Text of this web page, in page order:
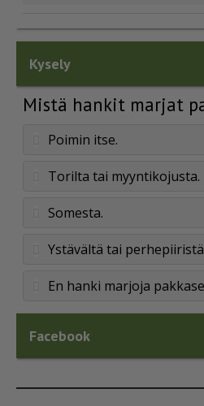
Kysely
Mistä hankit marjat
Poimin itse.
Torilta tai myyntikojusta.
Somesta.
Ystävältä tai
En hanki marjoja
Facebook